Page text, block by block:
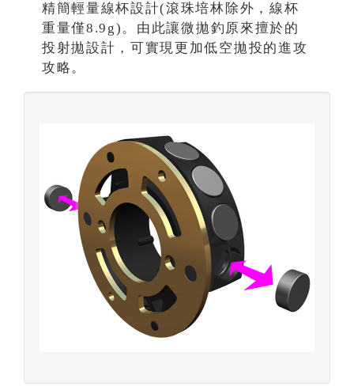
精簡輕量線杯設計(滾珠培林除外，線杯
重量僅8.9g)。由此讓微拋釣原來擅於的
投射拋設計，可實現更加低空拋投的進攻
攻略。